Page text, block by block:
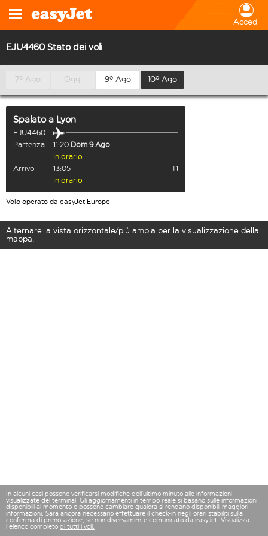
Accedi
EJU4460 Stato dei voli
7º Ago Oggi 9º Ago 10º Ago
Spalatoa Lyon
EJU4460
Partenza
11:20 Dom 9 Ago
In orario
Arrivo
13:05
T1
In orario
Volo operato da easyJet Europe
Alternare la vista orizzontale/più ampia per la visualizzazione della
mappa.
In alcuni casi possono verificarsi modifiche dell’ultimo minuto alle informazioni
visualizzate del terminal. Gli aggiornamenti in tempo reale si basano sulle informazioni
disponibili al momento e possono cambiare qualora si rendano disponibili maggiori
informazioni. Sarà ancora necessario effettuare il check-in negli orari stabiliti sulla
conferma di prenotazione, se non diversamente comunicato da easyJet. Visualizza
l'elenco completo di tutti i voli.